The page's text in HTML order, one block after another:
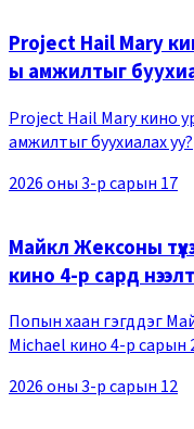
Project Hail Mary
ы амжилтыг
Project Hail Mary кино
амжилтыг буухиалах уу?
2026 оны 3-р сарын 17
Майкл Жексоны
кино 4-р сард
Попын хаан гэгддэг
Michael кино 4-р сарын
тизер трэйлерийг
2026 оны 3-р сарын 12